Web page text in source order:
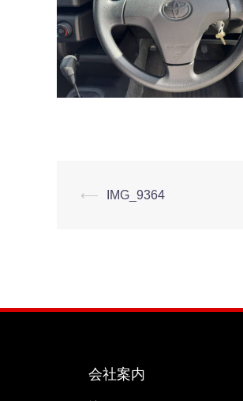
⟵ IMG_9364
会社案内